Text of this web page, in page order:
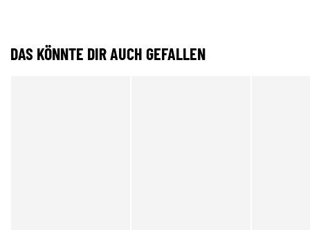
DAS KÖNNTE DIR AUCH GEFALLEN